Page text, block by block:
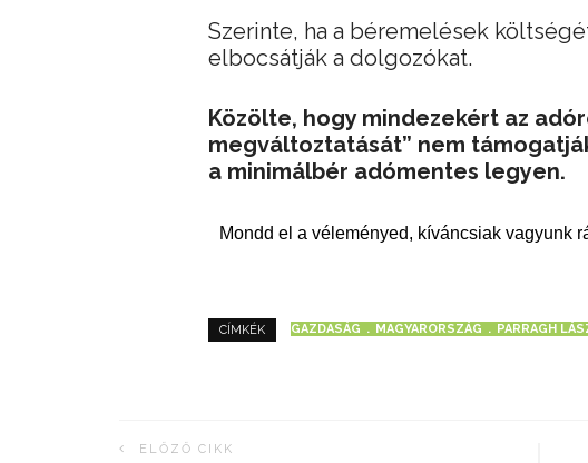
Szerinte, ha a béremelések
elbocsátják a dolgozókat.
Közölte, hogy mindezekért az
megváltoztatását” nem
a minimálbér adómentes legyen.
Mondd el a véleményed, kíváncsiak vagyunk
CÍMKÉK GAZDASÁG MAGYARORSZÁG PARRAGH
ELŐZŐ CIKK